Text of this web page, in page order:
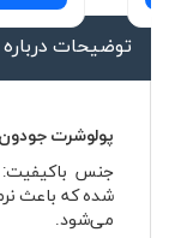
توضیحات
پولوشرت
شده که باعث
می‌شود.